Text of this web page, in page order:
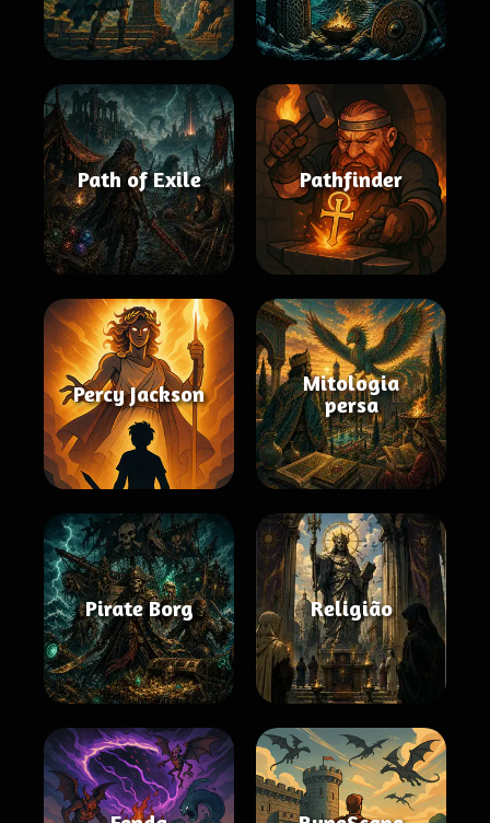
Path of Exile Pathfinder
Percy Jackson
Mitologia
persa
Pirate Borg Religião